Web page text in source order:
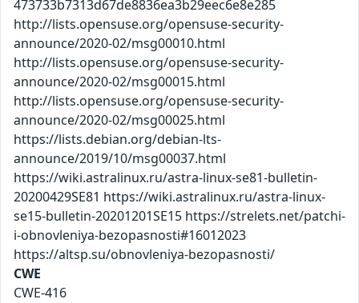
473733b7313d67de8836ea3b29eec6e8e285
http://lists.opensuse.org/opensuse-security-
announce/2020-02/msg00010.html
http://lists.opensuse.org/opensuse-security-
announce/2020-02/msg00015.html
http://lists.opensuse.org/opensuse-security-
announce/2020-02/msg00025.html
https://lists.debian.org/debian-lts-
announce/2019/10/msg00037.html
https://wiki.astralinux.ru/astra-linux-se81-bulletin-
20200429SE81 https://wiki.astralinux.ru/astra-linux-
se15-bulletin-20201201SE15 https://strelets.net/patchi-
i-obnovleniya-bezopasnosti#16012023
https://altsp.su/obnovleniya-bezopasnosti/
CWE
CWE-416